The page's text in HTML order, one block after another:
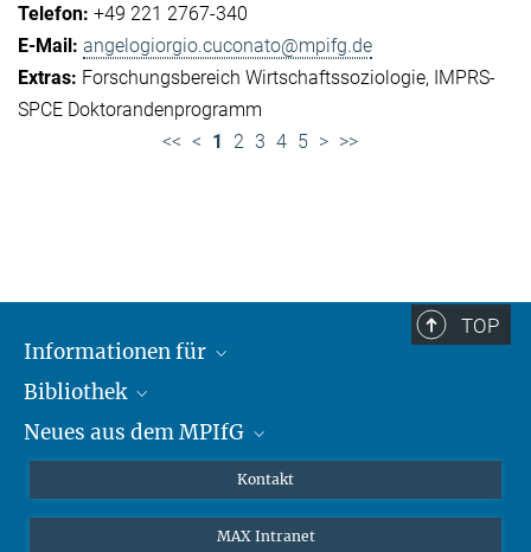
+49 221 2767-340
angelogiorgio.cuconato@mpifg.de
Forschungsbereich Wirtschaftssoziologie IMPRS-
SPCE Doktorandenprogramm
<< < 1 2 3 4 5 > >>
TOP
Informationen für
Forschende
Gäste
Bibliothek
Profil
Neues aus dem MPIfG
Newsletter abonnieren
Kontakt
MAX Intranet